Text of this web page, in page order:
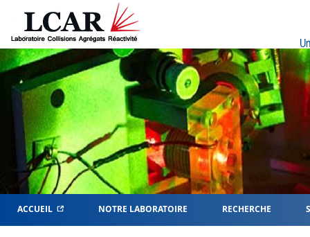
ACCUEIL NOTRE LABORATOIRE RECHERCHE